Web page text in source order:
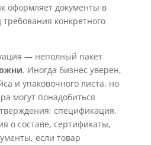
оформляет документы в
конкретного
— неполный пакет
. Иногда бизнес уверен,
и упаковочного листа, но
могут понадобиться
спецификация,
о составе, сертификаты,
если товар